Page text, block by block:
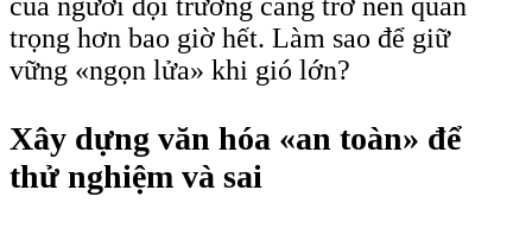
của người đội trưởng càng trở nên quan
trọng hơn bao giờ hết. Làm sao để giữ
vững «ngọn lửa» khi gió lớn?
Xây dựng văn hóa «an toàn» để
thử nghiệm và sai